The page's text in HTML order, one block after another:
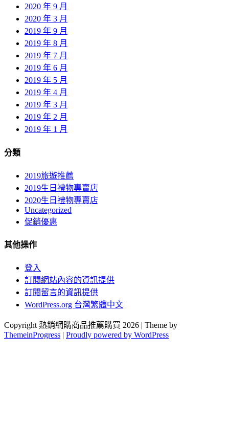
2020 年 9 月
2020 年 3 月
2019 年 9 月
2019 年 8 月
2019 年 7 月
2019 年 6 月
2019 年 5 月
2019 年 4 月
2019 年 3 月
2019 年 2 月
2019 年 1 月
分類
2019旅遊推薦
2019生日禮物專賣店
2020生日禮物專賣店
Uncategorized
促銷優惠
其他操作
登入
訂閱網站內容的資訊提供
訂閱留言的資訊提供
WordPress.org 台灣繁體中文
Copyright 熱銷網購商品推薦購買 2026 | Theme by
ThemeinProgress | Proudly powered by WordPress